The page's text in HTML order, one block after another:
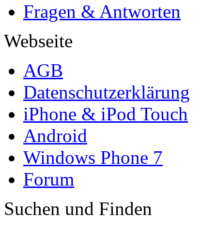
Fragen & Antworten
Webseite
AGB
Datenschutzerklärung
iPhone & iPod Touch
Android
Windows Phone 7
Forum
Suchen und Finden